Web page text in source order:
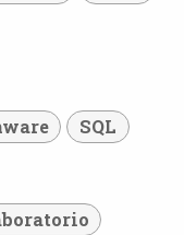
SQL